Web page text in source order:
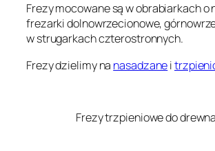
Frezy mocowane są w obrabiarkach o
frezarki dolnowrzecionowe,
w strugarkach czterostronnych.
Frezy dzielimy na nasadzanei
Frezy trzpieniowe do drewna